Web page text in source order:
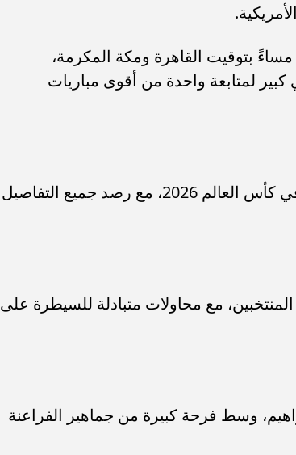
بتوقيت القاهرة ومكة المكرمة،
لمتابعة واحدة من أقوى مباريات
يقدم متابعة مباشرة لأحداث مباراة مصر والأرجنتين في كأس العالم 2026، مع رصد جميع التفاصيل
مع محاولات متبادلة للسيطرة على
وسط فرحة كبيرة من جماهير الفراعنة